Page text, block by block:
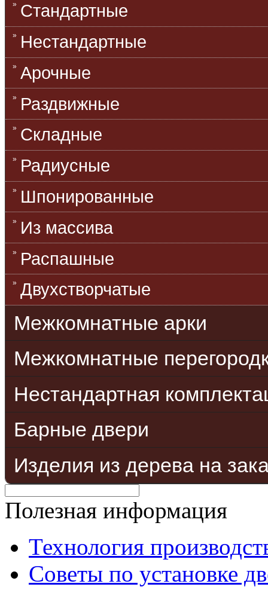
Стандартные
Нестандартные
Арочные
Раздвижные
Складные
Радиусные
Шпонированные
Из массива
Распашные
Двухстворчатые
Межкомнатные арки
Межкомнатные
Нестандартная
Барные двери
Изделия из дерева на
Полезная информация
Технология
Советы по установке